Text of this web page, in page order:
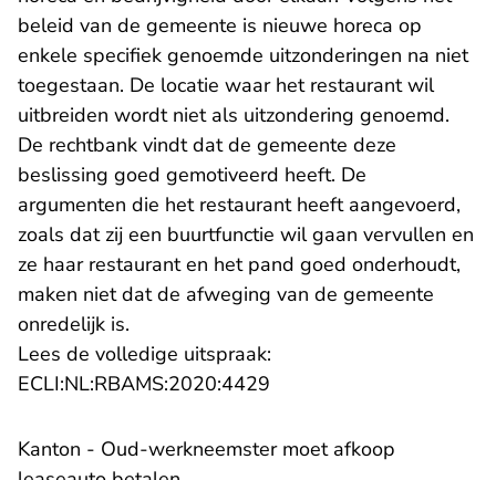
beleid van de gemeente is nieuwe horeca op
enkele specifiek genoemde uitzonderingen na niet
toegestaan. De locatie waar het restaurant wil
uitbreiden wordt niet als uitzondering genoemd.
De rechtbank vindt dat de gemeente deze
beslissing goed gemotiveerd heeft. De
argumenten die het restaurant heeft aangevoerd,
zoals dat zij een buurtfunctie wil gaan vervullen en
ze haar restaurant en het pand goed onderhoudt,
maken niet dat de afweging van de gemeente
onredelijk is.
Lees de volledige uitspraak:
ECLI:NL:RBAMS:2020:4429
Kanton - Oud-werkneemster moet afkoop